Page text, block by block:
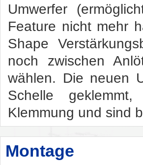
Umwerfer
Feature nicht mehr
Shape
noch zwischen
wählen. Die neuen
Schelle
Klemmung und sind
Montage